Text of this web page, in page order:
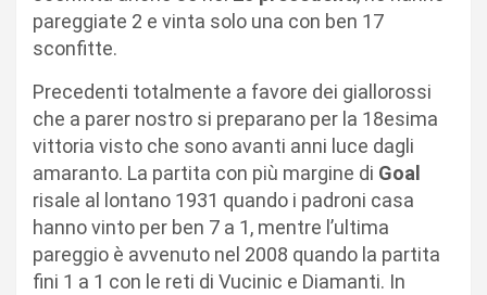
pareggiate 2 e vinta solo una con ben 17
sconfitte.
Precedenti totalmente a favore dei giallorossi
che a parer nostro si preparano per la 18esima
vittoria visto che sono avanti anni luce dagli
amaranto. La partita con più margine di Goal
risale al lontano 1931 quando i padroni casa
hanno vinto per ben 7 a 1, mentre l’ultima
pareggio è avvenuto nel 2008 quando la partita
fini 1 a 1 con le reti di Vucinic e Diamanti. In